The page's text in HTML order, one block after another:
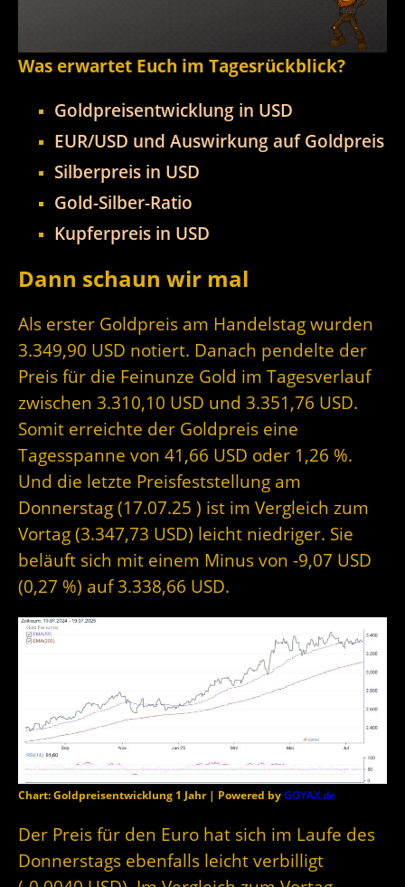
Was erwartet Euch im Tagesrückblick?
Goldpreisentwicklung in USD
EUR/USD und Auswirkung auf Goldpreis
Silberpreis in USD
Gold-Silber-Ratio
Kupferpreis in USD
Dann schaun wir mal
Als erster Goldpreis am Handelstag wurden
3.349,90 USD notiert. Danach pendelte der
Preis für die Feinunze Gold im Tagesverlauf
zwischen 3.310,10 USD und 3.351,76 USD.
Somit erreichte der Goldpreis eine
Tagesspanne von 41,66 USD oder 1,26 %.
Und die letzte Preisfeststellung am
Donnerstag (17.07.25 ) ist im Vergleich zum
Vortag (3.347,73 USD) leicht niedriger. Sie
beläuft sich mit einem Minus von -9,07 USD
(0,27 %) auf 3.338,66 USD.
Chart: Goldpreisentwicklung 1 Jahr | Powered byGOYAX.de
Der Preis für den Euro hat sich im Laufe des
Donnerstags ebenfalls leicht verbilligt